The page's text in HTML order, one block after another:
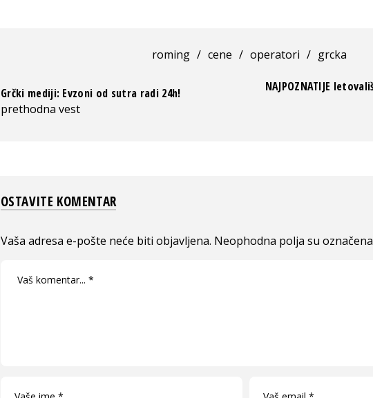
roming / cene / operatori / grcka
Grčki mediji: Evzoni od sutra radi 24h!
prethodna vest
NAJPOZNATIJE
OSTAVITE KOMENTAR
Vaša adresa e-pošte neće biti objavljena. Neophodna polja su označena